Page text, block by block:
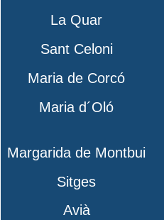
La Quar
Sant Celoni
Maria de Corcó
Maria d´Oló
Margarida de Montbui
Sitges
Avià